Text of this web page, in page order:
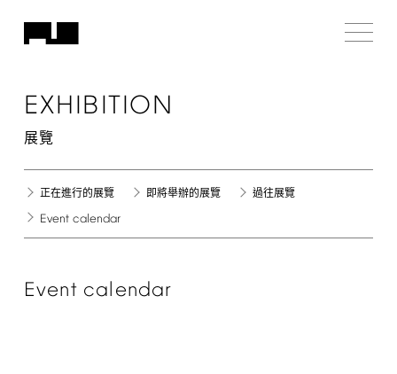
EXHIBITION
展覽
正在進行的展覽 即將舉辦的展覽 過往展覽
Event calendar
Event calendar